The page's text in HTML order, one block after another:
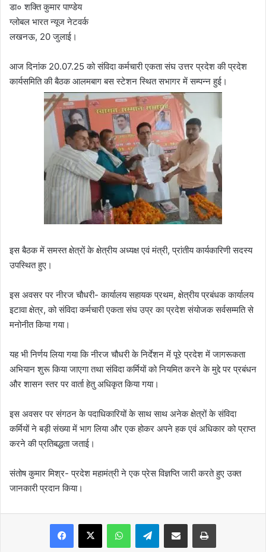
डा० शक्ति कुमार पाण्डेय
ग्लोबल भारत न्यूज नेटवर्क
लखनऊ, 20 जुलाई।
आज दिनांक 20.07.25 को संविदा कर्मचारी एकता संघ उत्तर प्रदेश की प्रदेश
कार्यसमिति की बैठक आलमबाग बस स्टेशन स्थित सभागर में सम्पन्न हुई।
इस बैठक में समस्त क्षेत्रों के क्षेत्रीय अध्यक्ष एवं मंत्री, प्रांतीय कार्यकारिणी सदस्य
उपस्थित हुए।
इस अवसर पर नीरज चौधरी- कार्यालय सहायक प्रथम, क्षेत्रीय प्रबंधक कार्यालय
इटावा क्षेत्र, को संविदा कर्मचारी एकता संघ उप्र का प्रदेश संयोजक सर्वसम्मति से
मनोनीत किया गया।
यह भी निर्णय लिया गया कि नीरज चौधरी के निर्देशन में पूरे प्रदेश में जागरूकता
अभियान शुरू किया जाएगा तथा संविदा कर्मियों को नियमित करने के मुद्दे पर प्रबंधन
और शासन स्तर पर वार्ता हेतु अधिकृत किया गया।
इस अवसर पर संगठन के पदाधिकारियों के साथ साथ अनेक क्षेत्रों के संविदा
कर्मियों ने बड़ी संख्या में भाग लिया और एक होकर अपने हक एवं अधिकार को प्राप्त
करने की प्रतिबद्धता जताई।
संतोष कुमार मिश्र- प्रदेश महामंत्री ने एक प्रेस विज्ञप्ति जारी करते हुए उक्त
जानकारी प्रदान किया।
Facebook
X WhatsAppTelegramShare via Email Print